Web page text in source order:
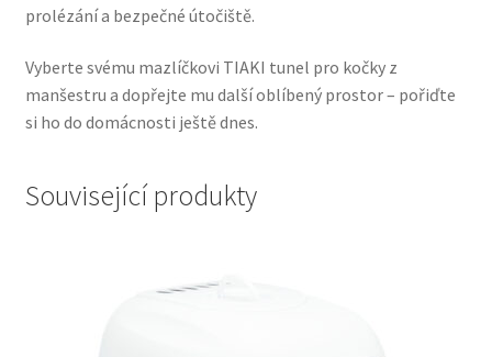
prolézání a bezpečné útočiště.
Vyberte svému mazlíčkovi TIAKI tunel pro kočky z
manšestru a dopřejte mu další oblíbený prostor – pořiďte
si ho do domácnosti ještě dnes.
Související produkty